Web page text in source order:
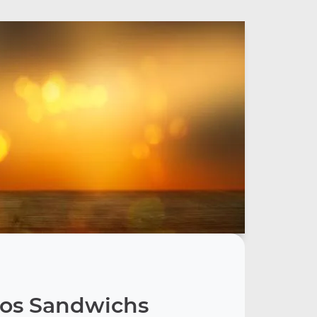
Sandwichs